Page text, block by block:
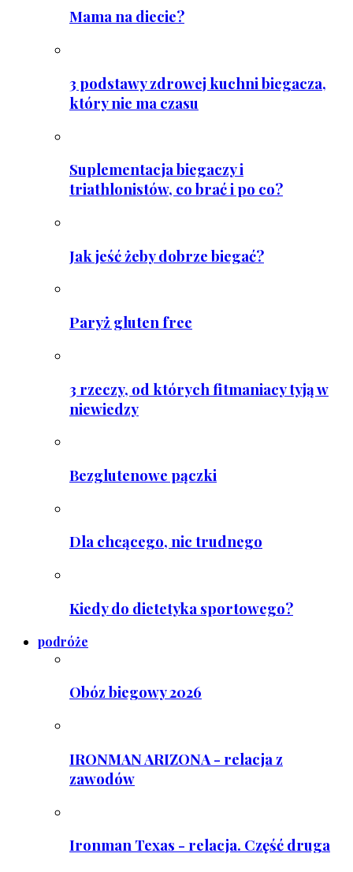
Mama na diecie?
3 podstawy zdrowej kuchni biegacza,
który nie ma czasu
Suplementacja biegaczy i
triathlonistów, co brać i po co?
Jak jeść żeby dobrze biegać?
Paryż gluten free
3 rzeczy, od których fitmaniacy tyją w
niewiedzy
Bezglutenowe pączki
Dla chcącego, nic trudnego
Kiedy do dietetyka sportowego?
podróże
Obóz biegowy 2026
IRONMAN ARIZONA - relacja z
zawodów
Ironman Texas - relacja. Część druga